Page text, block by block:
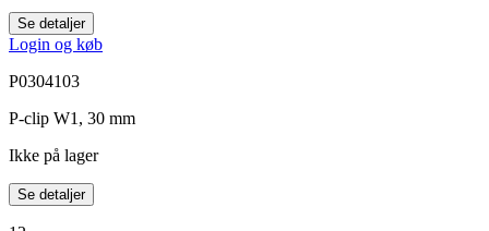
Se detaljer
Login og køb
P0304103
P-clip W1, 30 mm
Ikke på lager
Se detaljer